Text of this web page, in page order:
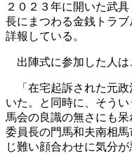
２０２３年に開いた武
長にまつわる金銭トラ
詳報している。
出陣式に参加した人は
「在宅起訴された元政
いた。と同時に、そう
馬会の良識の無さにも
委員長の門馬和夫南相
じ難い顔合わせに気分